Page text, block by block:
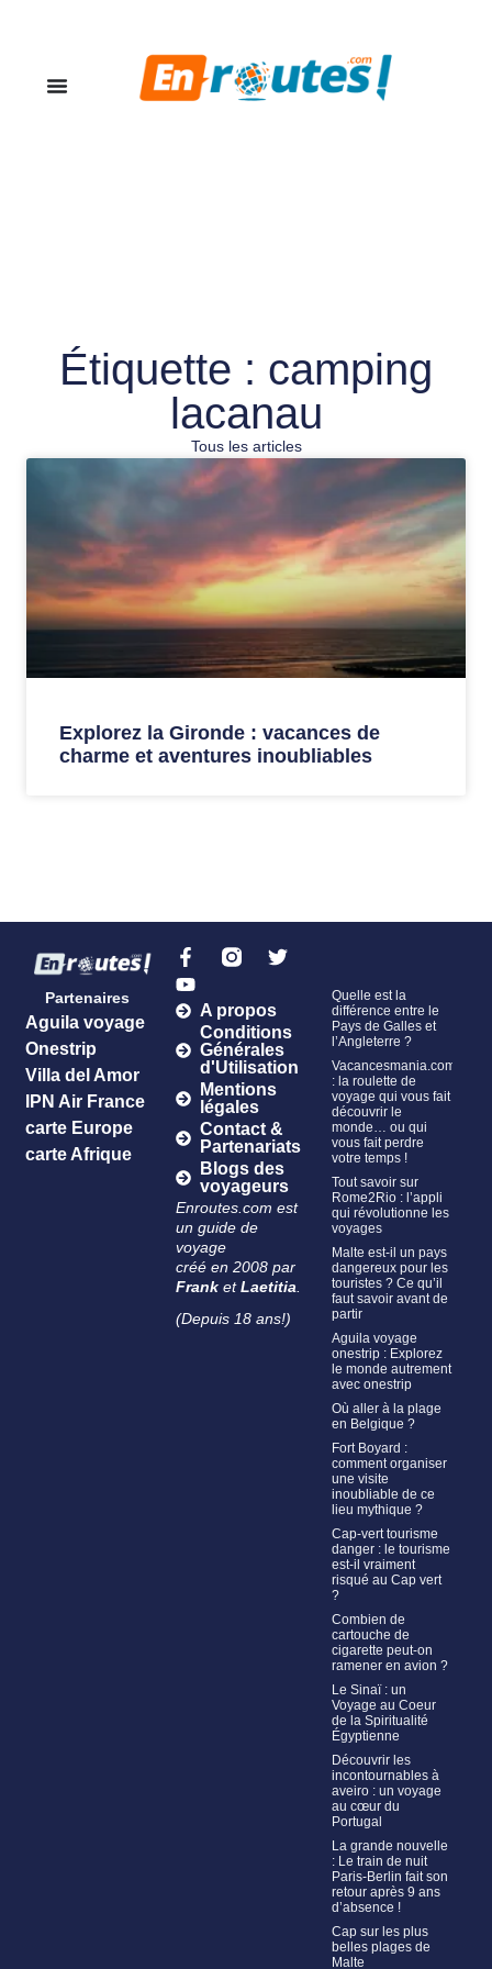
Étiquette : camping
lacanau
Tous les articles
Explorez la Gironde : vacances de
charme et aventures inoubliables
Partenaires
Aguila voyage
Onestrip
Villa del Amor
IPN Air France
carte Europe
carte Afrique
A propos
Conditions
Générales
d'Utilisation
Mentions
légales
Contact &
Partenariats
Blogs des
voyageurs
Enroutes.com est
un guide de
voyage
créé en 2008 par
FranketLaetitia.
(Depuis 18 ans!)
Quelle est la
différence entre le
Pays de Galles et
l’Angleterre ?
Vacancesmania.com
: la roulette de
voyage qui vous fait
découvrir le
monde… ou qui
vous fait perdre
votre temps !
Tout savoir sur
Rome2Rio : l’appli
qui révolutionne les
voyages
Malte est-il un pays
dangereux pour les
touristes ? Ce qu’il
faut savoir avant de
partir
Aguila voyage
onestrip : Explorez
le monde autrement
avec onestrip
Où aller à la plage
en Belgique ?
Fort Boyard :
comment organiser
une visite
inoubliable de ce
lieu mythique ?
Cap-vert tourisme
danger : le tourisme
est-il vraiment
risqué au Cap vert
?
Combien de
cartouche de
cigarette peut-on
ramener en avion ?
Le Sinaï : un
Voyage au Coeur
de la Spiritualité
Égyptienne
Découvrir les
incontournables à
aveiro : un voyage
au cœur du
Portugal
La grande nouvelle
: Le train de nuit
Paris-Berlin fait son
retour après 9 ans
d’absence !
Cap sur les plus
belles plages de
Malte